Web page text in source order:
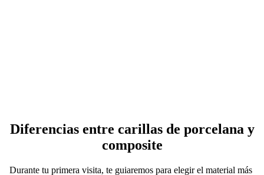
Diferencias entre carillas de porcelana y
composite
Durante tu primera visita, te guiaremos para elegir el material más